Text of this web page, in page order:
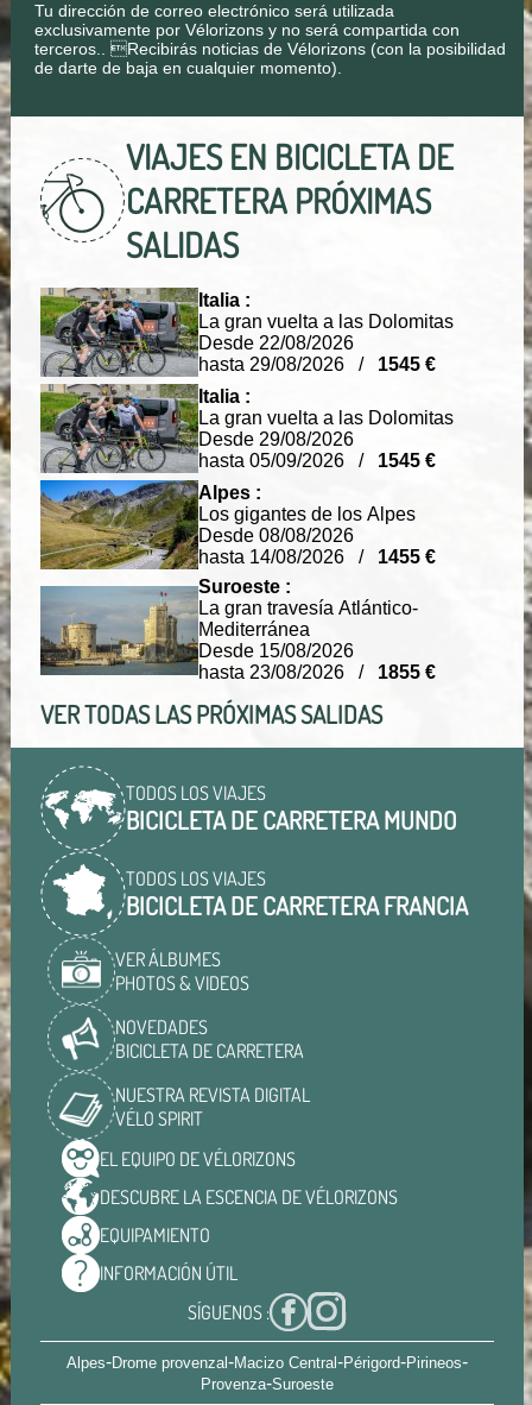
Tu dirección de correo electrónico será utilizada
exclusivamente por Vélorizons y no será compartida con
terceros.. Recibirás noticias de Vélorizons (con la posibilidad
de darte de baja en cualquier momento).
VIAJES EN BICICLETA DE
CARRETERA PRÓXIMAS
SALIDAS
Italia :
La gran vuelta a las Dolomitas
Desde 22/08/2026
hasta 29/08/2026 / 1545 €
Italia :
La gran vuelta a las Dolomitas
Desde 29/08/2026
hasta 05/09/2026 / 1545 €
Alpes :
Los gigantes de los Alpes
Desde 08/08/2026
hasta 14/08/2026 / 1455 €
Suroeste :
La gran travesía Atlántico-
Mediterránea
Desde 15/08/2026
hasta 23/08/2026 / 1855 €
VER TODAS LAS PRÓXIMAS SALIDAS
TODOS LOS VIAJES
BICICLETA DE CARRETERA MUNDO
TODOS LOS VIAJES
BICICLETA DE CARRETERA FRANCIA
VER ÁLBUMES
PHOTOS & VIDEOS
NOVEDADES
BICICLETA DE CARRETERA
NUESTRA REVISTA DIGITAL
VÉLO SPIRIT
EL EQUIPO DEVÉLORIZONS
DESCUBRE LA ESCENCIA DEVÉLORIZONS
EQUIPAMIENTO
INFORMACIÓN ÚTIL
SÍGUENOS :
Alpes-Drome provenzal-Macizo Central-Périgord-Pirineos-
Provenza-Suroeste